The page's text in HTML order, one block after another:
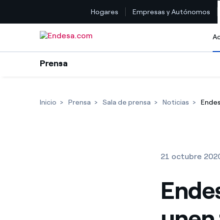
Hogares Empresas y Autónomos
Prensa
Inicio Prensa Sala de prensa Noticias
21 octubre